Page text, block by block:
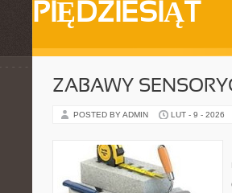
PIĘDZIESIĄT
ZABAWY
POSTED BY ADMIN LUT - 9 - 2026